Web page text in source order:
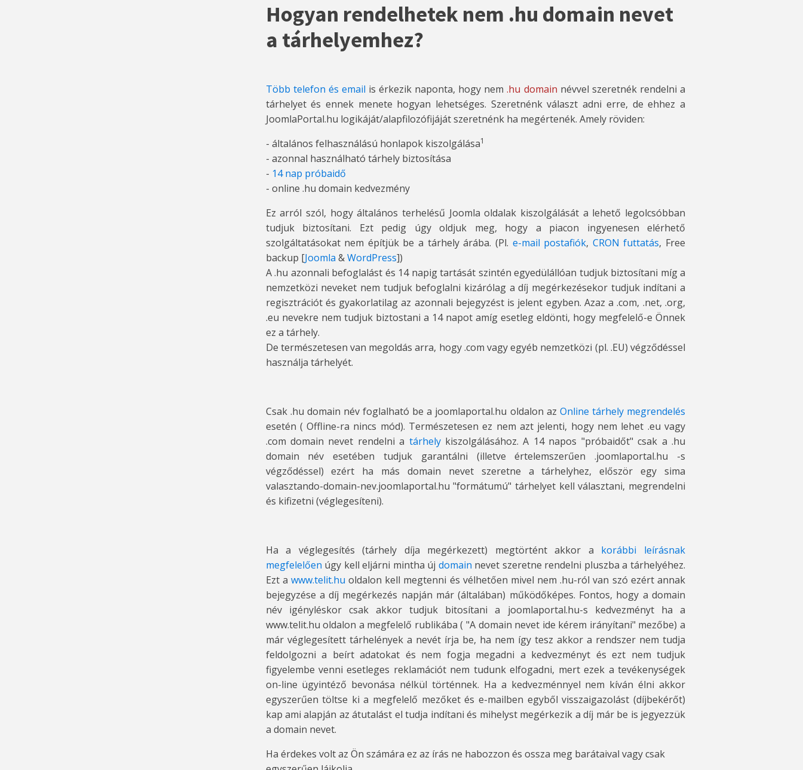
Hogyan rendelhetek nem .hu domain nevet
a tárhelyemhez?
Több telefon és email is érkezik naponta, hogy nem.hu domain névvel szeretnék rendelni a
tárhelyet és ennek menete hogyan lehetséges. Szeretnénk választ adni erre, de ehhez a
JoomlaPortal.hu logikáját/alapfilozófijáját szeretnénk ha megértenék. Amely röviden:
- általános felhasználású honlapok kiszolgálása1
- azonnal használható tárhely biztosítása
- 14 nap próbaidő
- online .hu domain kedvezmény
Ez arról szól, hogy általános terhelésű Joomla oldalak kiszolgálását a lehető legolcsóbban
tudjuk biztosítani. Ezt pedig úgy oldjuk meg, hogy a piacon ingyenesen elérhető
szolgáltatásokat nem építjük be a tárhely árába. (Pl. e-mail postafiók, CRON futtatás, Free
backup [Joomla &WordPress])
A .hu azonnali befoglalást és 14 napig tartását szintén egyedülállóan tudjuk biztosítani míg a
nemzetközi neveket nem tudjuk befoglalni kizárólag a díj megérkezésekor tudjuk indítani a
regisztrációt és gyakorlatilag az azonnali bejegyzést is jelent egyben. Azaz a .com, .net, .org,
.eu nevekre nem tudjuk biztostani a 14 napot amíg esetleg eldönti, hogy megfelelő-e Önnek
ez a tárhely.
De természetesen van megoldás arra, hogy .com vagy egyéb nemzetközi (pl. .EU) végződéssel
használja tárhelyét.
Csak .hu domain név foglalható be a joomlaportal.hu oldalon az Online tárhely megrendelés
esetén ( Offline-ra nincs mód). Természetesen ez nem azt jelenti, hogy nem lehet .eu vagy
.com domain nevet rendelni a tárhelykiszolgálásához. A 14 napos "próbaidőt" csak a .hu
domain név esetében tudjuk garantálni (illetve értelemszerűen .joomlaportal.hu -s
végződéssel) ezért ha más domain nevet szeretne a tárhelyhez, először egy sima
valasztando-domain-nev.joomlaportal.hu "formátumú" tárhelyet kell választani, megrendelni
és kifizetni (véglegesíteni).
Ha a véglegesítés (tárhely díja megérkezett) megtörtént akkor a korábbi leírásnak
megfelelően úgy kell eljárni mintha új domain nevet szeretne rendelni pluszba a tárhelyéhez.
Ezt a www.telit.hu oldalon kell megtenni és vélhetően mivel nem .hu-ról van szó ezért annak
bejegyzése a díj megérkezés napján már (általában) működőképes. Fontos, hogy a domain
név igényléskor csak akkor tudjuk bitosítani a joomlaportal.hu-s kedvezményt ha a
www.telit.hu oldalon a megfelelő rublikába ( "A domain nevet ide kérem irányítani" mezőbe) a
már véglegesített tárhelények a nevét írja be, ha nem így tesz akkor a rendszer nem tudja
feldolgozni a beírt adatokat és nem fogja megadni a kedvezményt és ezt nem tudjuk
figyelembe venni esetleges reklamációt nem tudunk elfogadni, mert ezek a tevékenységek
on-line ügyintéző bevonása nélkül történnek. Ha a kedvezménnyel nem kíván élni akkor
egyszerűen töltse ki a megfelelő mezőket és e-mailben egyből visszaigazolást (díjbekérőt)
kap ami alapján az átutalást el tudja indítani és mihelyst megérkezik a díj már be is jegyezzük
a domain nevet.
Ha érdekes volt az Ön számára ez az írás ne habozzon és ossza meg barátaival vagy csak